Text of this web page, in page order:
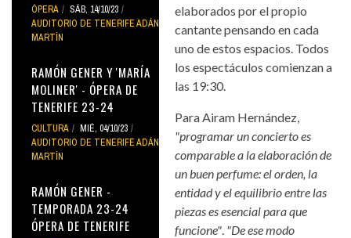
ÓPERA
SÁB, 14/10/23
AUDITORIO DE TENERIFE ADÁN
MARTÍN
RAMÓN GENER Y 'MARÍA
MOLINER' - ÓPERA DE
TENERIFE 23-24
CULTURA
MIÉ, 04/10/23
AUDITORIO DE TENERIFE ADÁN
MARTÍN
RAMÓN GENER -
TEMPORADA 23-24
ÓPERA DE TENERIFE
elaborados por el propio
cantante pensando en cada
uno de estos espacios. Todos
los espectáculos comienzan a
las 19:30.
Para Airam Hernández,
"programar un concierto es
comparable a la elaboración de
un buen perfume: el orden, la
entidad y el equilibrio entre las
piezas es esencial para que
funcione". "De ese modo